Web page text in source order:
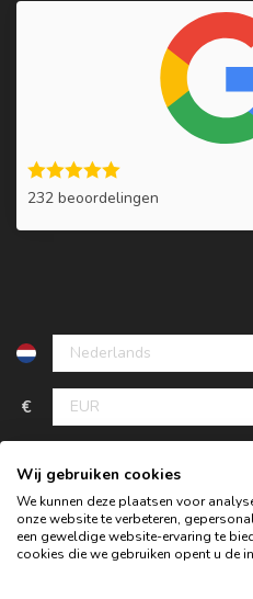
232 beoordelingen
€
Wij gebruiken cookies
We kunnen deze plaatsen voor
onze website te verbeteren,
een geweldige website-ervaring te
cookies die we gebruiken opent u de